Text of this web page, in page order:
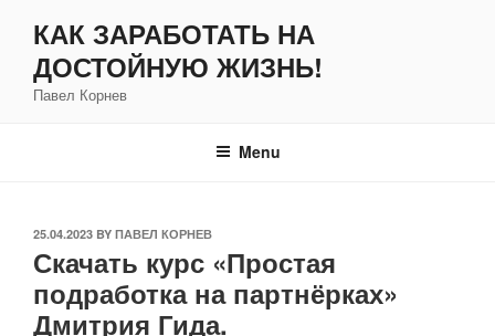
content
КАК ЗАРАБОТАТЬ НА
ДОСТОЙНУЮ ЖИЗНЬ!
Павел Корнев
Menu
POSTED
ON
25.04.2023 BY ПАВЕЛ КОРНЕВ
Скачать курс «Простая
подработка на партнёрках»
Дмитрия Гида.